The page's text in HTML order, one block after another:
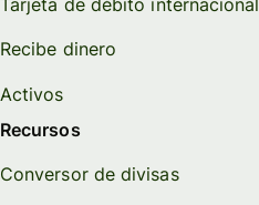
Tarjeta de débito internacional
Recibe dinero
Activos
Recursos
Conversor de divisas